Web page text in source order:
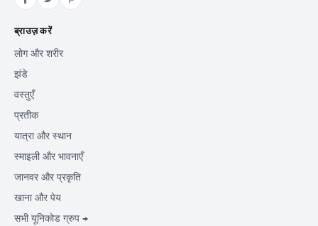
ब्राउज़ करें
लोग और शरीर
झंडे
वस्तुएँ
प्रतीक
यात्रा और स्थान
स्माइली और भावनाएँ
जानवर और प्रकृति
खाना और पेय
सभी यूनिकोड ग्रुप →